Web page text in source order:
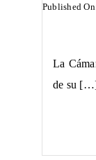
Published
La
de su